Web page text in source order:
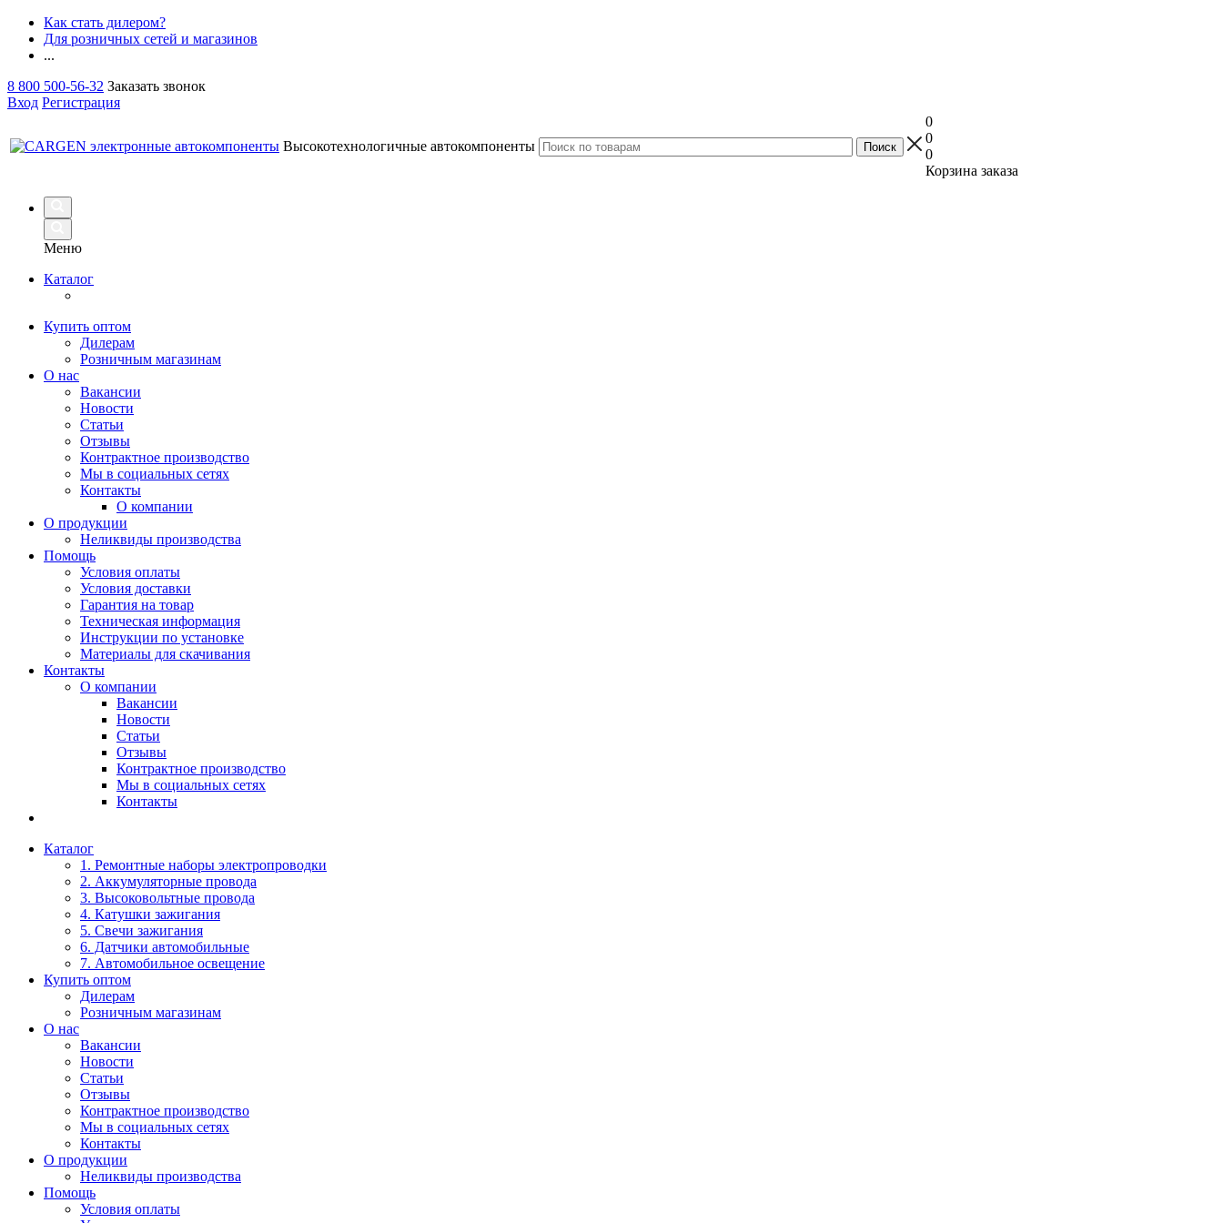
Как стать дилером?
Для розничных сетей и магазинов
...
8 800 500-56-32 Заказать звонок
Вход Регистрация
Высокотехнологичные автокомпоненты
0
0
0
Корзина заказа
Меню
Каталог
Купить оптом
Дилерам
Розничным магазинам
О нас
Вакансии
Новости
Статьи
Отзывы
Контрактное производство
Мы в социальных сетях
Контакты
О компании
О продукции
Неликвиды производства
Помощь
Условия оплаты
Условия доставки
Гарантия на товар
Техническая информация
Инструкции по установке
Материалы для скачивания
Контакты
О компании
Вакансии
Новости
Статьи
Отзывы
Контрактное производство
Мы в социальных сетях
Контакты
Каталог
1. Ремонтные наборы электропроводки
2. Аккумуляторные провода
3. Высоковольтные провода
4. Катушки зажигания
5. Свечи зажигания
6. Датчики автомобильные
7. Автомобильное освещение
Купить оптом
Дилерам
Розничным магазинам
О нас
Вакансии
Новости
Статьи
Отзывы
Контрактное производство
Мы в социальных сетях
Контакты
О продукции
Неликвиды производства
Помощь
Условия оплаты